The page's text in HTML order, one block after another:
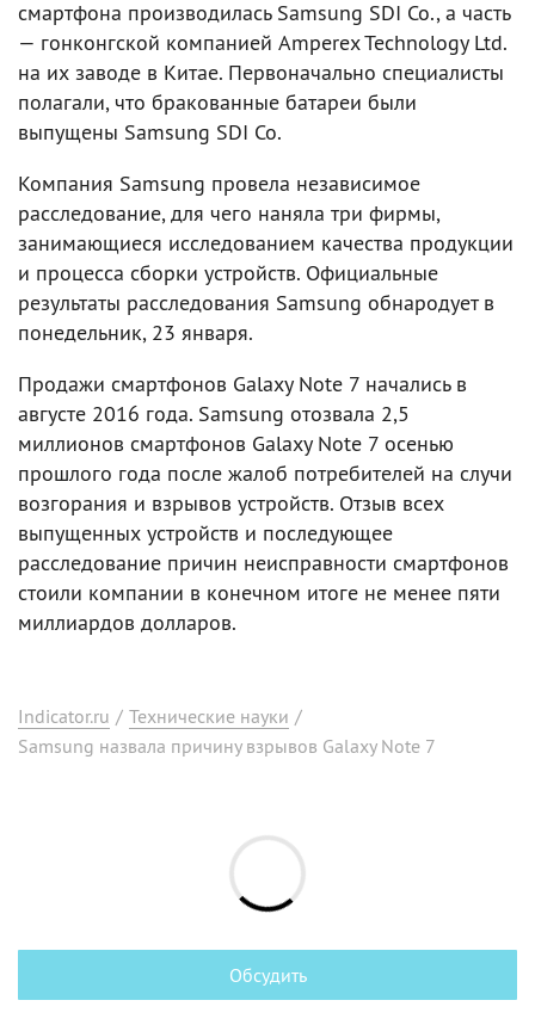
смартфона производилась Samsung SDI Co., а часть
— гонконгской компанией Amperex Technology Ltd.
на их заводе в Китае. Первоначально специалисты
полагали, что бракованные батареи были
выпущены Samsung SDI Co.
Компания Samsung провела независимое
расследование, для чего наняла три фирмы,
занимающиеся исследованием качества продукции
и процесса сборки устройств. Официальные
результаты расследования Samsung обнародует в
понедельник, 23 января.
Продажи смартфонов Galaxy Note 7 начались в
августе 2016 года. Samsung отозвала 2,5
миллионов смартфонов Galaxy Note 7 осенью
прошлого года после жалоб потребителей на случи
возгорания и взрывов устройств. Отзыв всех
выпущенных устройств и последующее
расследование причин неисправности смартфонов
стоили компании в конечном итоге не менее пяти
миллиардов долларов.
Indicator.ru / Технические науки /
Samsung назвала причину взрывов Galaxy Note 7
Обсудить